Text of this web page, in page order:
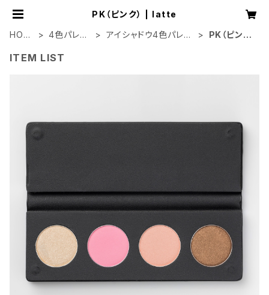
PK（ピンク） | latte
HOM
4色パレッ
アイシャドウ4色パレッ
PK（ピン
ITEM LIST